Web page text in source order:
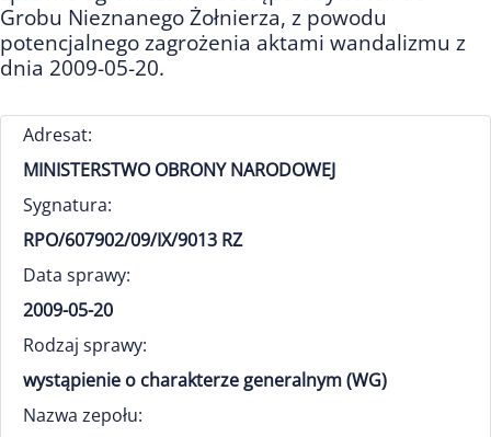
Grobu Nieznanego Żołnierza, z powodu
potencjalnego zagrożenia aktami wandalizmu z
dnia 2009-05-20.
Adresat:
MINISTERSTWO OBRONY NARODOWEJ
Sygnatura:
RPO/607902/09/IX/9013 RZ
Data sprawy:
2009-05-20
Rodzaj sprawy:
wystąpienie o charakterze generalnym (WG)
Nazwa zepołu: